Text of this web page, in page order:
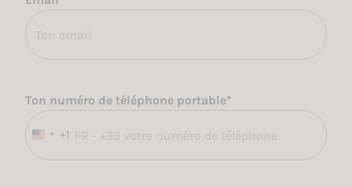
Ton numéro de téléphone portable*
É
t
+1